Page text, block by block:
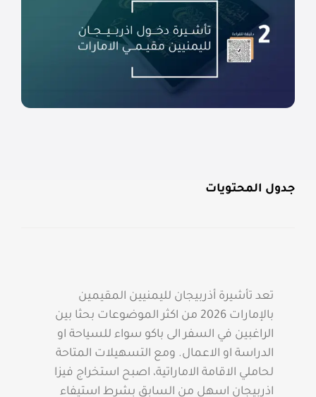
جدول المحتويات
تعد تأشيرة أذربيجان لليمنيين المقيمين
بالإمارات 2026 من اكثر الموضوعات بحثا بين
الراغبين في السفر الى باكو سواء للسياحة او
الدراسة او الاعمال. ومع التسهيلات المتاحة
لحاملي الاقامة الاماراتية، اصبح استخراج فيزا
اذربيجان اسهل من السابق بشرط استيفاء